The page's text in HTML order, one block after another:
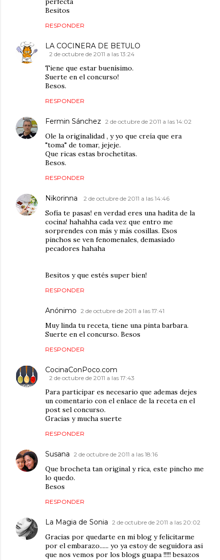
Besitos
RESPONDER
LA COCINERA DE BETULO
2 de octubre de 2011 a las 13:24
Tiene que estar buenísimo.
Suerte en el concurso!
Besos.
RESPONDER
Fermin Sánchez 2 de octubre de 2011 a las 14:02
Ole la originalidad , y yo que creía que era
"toma" de tomar, jejeje.
Que ricas estas brochetitas.
Besos.
RESPONDER
Nikorinna 2 de octubre de 2011 a las 14:46
Sofía te pasas! en verdad eres una hadita de la
cocina! hahahha cada vez que entro me
sorprendes con más y más cosillas. Esos
pinchos se ven fenomenales, demasiado
pecadores hahaha
Besitos y que estés super bien!
RESPONDER
Anónimo 2 de octubre de 2011 a las 17:41
Muy linda tu receta, tiene una pinta barbara.
Suerte en el concurso. Besos
RESPONDER
CocinaConPoco.com
2 de octubre de 2011 a las 17:43
Para participar es necesario que ademas dejes
un comentario con el enlace de la receta en el
post sel concurso.
Gracias y mucha suerte
RESPONDER
Susana 2 de octubre de 2011 a las 18:16
Que brocheta tan original y rica, este pincho me
lo quedo.
Besos
RESPONDER
La Magia de Sonia 2 de octubre de 2011 a las 20:02
Gracias por quedarte en mi blog y felicitarme
por el embarazo...... yo ya estoy de seguidora asi
que nos vemos por los blogs guapa !!!!! besazos